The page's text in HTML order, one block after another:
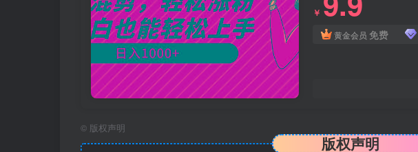
￥
黄金会员 免费
© 版权声明
版权声明